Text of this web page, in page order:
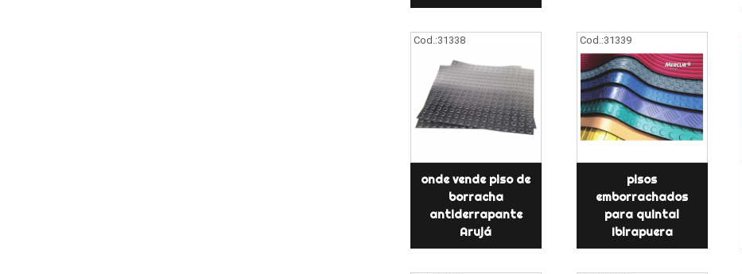
Cod.:31338
onde vende piso de
borracha
antiderrapante
Arujá
Cod.:31339
pisos
emborrachados
para quintal
Ibirapuera